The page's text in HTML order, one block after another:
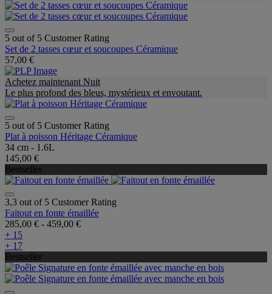
5 out of 5 Customer Rating
Set de 2 tasses cœur et soucoupes Céramique
57,00 €
Achetez maintenant Nuit
Le plus profond des bleus, mystérieux et envoutant.
5 out of 5 Customer Rating
Plat à poisson Héritage Céramique
34 cm - 1.6L
145,00 €
Bestseller
3,3 out of 5 Customer Rating
Faitout en fonte émaillée
285,00 € - 459,00 €
+ 15
+ 17
Bestseller